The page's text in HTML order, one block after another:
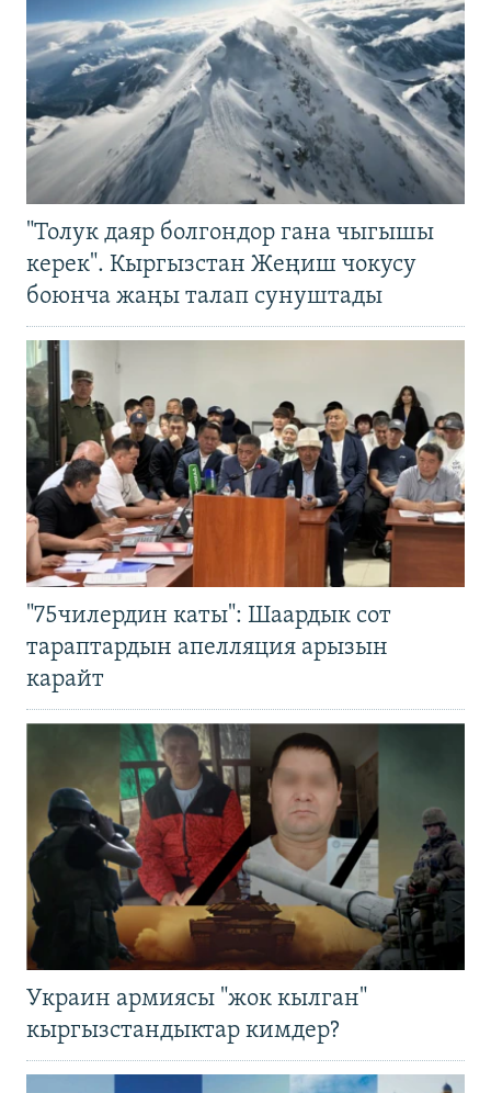
"Толук даяр болгондор гана чыгышы
керек". Кыргызстан Жеңиш чокусу
боюнча жаңы талап сунуштады
"75чилердин каты": Шаардык сот
тараптардын апелляция арызын
карайт
Украин армиясы "жок кылган"
кыргызстандыктар кимдер?